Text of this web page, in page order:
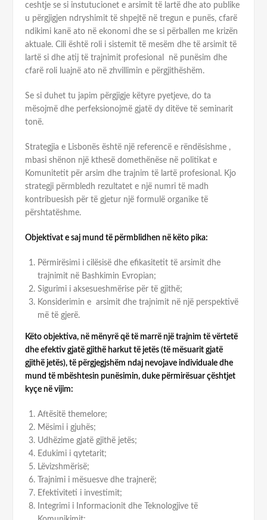
ceshtje se si instutucionet e arsimit të lartë dhe ato publike
u përgjigjen ndryshimit të shpejtë në tregun e punës, cfarë
ndikimi kanë ato në ekonomi dhe se si përballen me krizën
aktuale. Cili është roli i sistemit të mesëm dhe të arsimit të
lartë si dhe atij të trajnimit profesional në punësim dhe
cfarë roli luajnë ato në zhvillimin e përgjithëshëm.
Se si duhet tu japim përgjigje këtyre pyetjeve, do ta
mësojmë dhe perfeksionojmë gjatë dy ditëve të seminarit
tonë.
Strategjia e Lisbonës është një referencë e rëndësishme ,
mbasi shënon një kthesë domethënëse në politikat e
Komunitetit për arsim dhe trajnim të lartë profesional. Kjo
strategji përmbledh rezultatet e një numri të madh
kontribuesish për të gjetur një formulë organike të
përshtatëshme.
Objektivat e saj mund të përmblidhen në këto pika:
Përmirësimi i cilësisë dhe efikasitetit të arsimit dhe
trajnimit në Bashkimin Evropian;
Sigurimi i aksesueshmërise për të gjithë;
Konsiderimin e arsimit dhe trajnimit në një perspektivë
më të gjerë.
Këto objektiva, në mënyrë që të marrë një trajnim të vërtetë
dhe efektiv gjatë gjithë harkut të jetës (të mësuarit gjatë
gjithë jetës), të përgjegjshëm ndaj nevojave individuale dhe
mund të mbështesin punësimin, duke përmirësuar çështjet
kyçe në vijim:
Aftësitë themelore;
Mësimi i gjuhës;
Udhëzime gjatë gjithë jetës;
Edukimi i qytetarit;
Lëvizshmërisë;
Trajnimi i mësuesve dhe trajnerë;
Efektiviteti i investimit;
Integrimi i Informacionit dhe Teknologjive të